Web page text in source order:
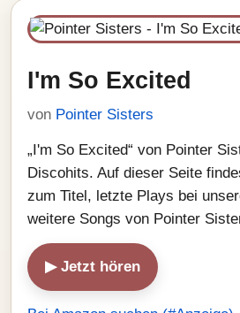
I'm So Excited
von Pointer Sisters
„I'm So Excited“ von Pointer
Discohits. Auf dieser Seite
zum Titel, letzte Plays bei
weitere Songs von Pointer
▶ Jetzt hören